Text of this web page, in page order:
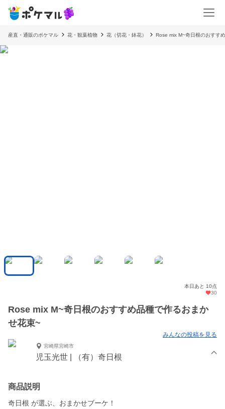
産直・通販のポケマル 花・観葉植物 花（切花・鉢花） Rose mix M~奇日根のおすす
本日あと 10点
30
Rose mix M~奇日根のおすすめ品種で作るおまか
せ花束~
みんなの投稿を見る
宮崎県宮崎市
児玉光世 | （有）奇日根
商品説明
奇日根 が選ぶ、おまかせブーケ！